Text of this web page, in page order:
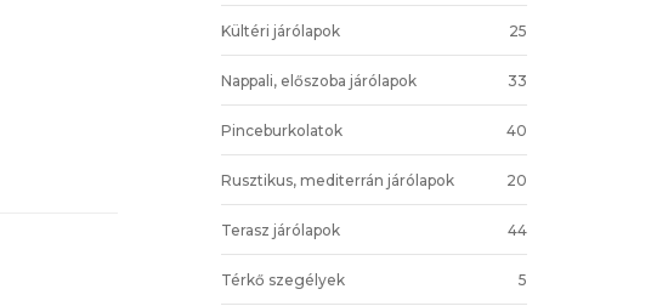
Kültéri járólapok 25
Nappali, előszoba járólapok 33
Pinceburkolatok 40
Rusztikus, mediterrán járólapok 20
Terasz járólapok 44
Térkő szegélyek 5